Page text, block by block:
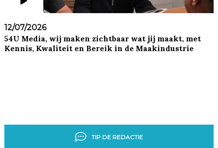
12/07/2026
54U Media, wij maken zichtbaar wat jij maakt, met
Kennis, Kwaliteit en Bereik in de Maakindustrie
TIP DE REDACTIE